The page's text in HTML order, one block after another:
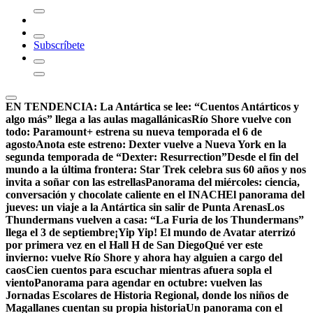
Subscríbete
EN TENDENCIA: La Antártica se lee: “Cuentos Antárticos y
algo más” llega a las aulas magallánicasRío Shore vuelve con
todo: Paramount+ estrena su nueva temporada el 6 de
agostoAnota este estreno: Dexter vuelve a Nueva York en la
segunda temporada de “Dexter: Resurrection”Desde el fin del
mundo a la última frontera: Star Trek celebra sus 60 años y nos
invita a soñar con las estrellasPanorama del miércoles: ciencia,
conversación y chocolate caliente en el INACHEl panorama del
jueves: un viaje a la Antártica sin salir de Punta ArenasLos
Thundermans vuelven a casa: “La Furia de los Thundermans”
llega el 3 de septiembre¡Yip Yip! El mundo de Avatar aterrizó
por primera vez en el Hall H de San DiegoQué ver este
invierno: vuelve Río Shore y ahora hay alguien a cargo del
caosCien cuentos para escuchar mientras afuera sopla el
vientoPanorama para agendar en octubre: vuelven las
Jornadas Escolares de Historia Regional, donde los niños de
Magallanes cuentan su propia historiaUn panorama con el